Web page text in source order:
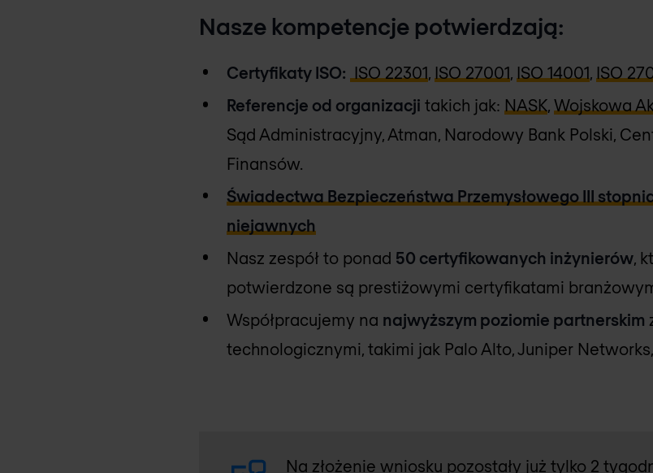
Nasze kompetencje potwierdzają:
Certyfikaty ISO: ISO 22301 ISO 27001 ISO 14001 ISO
Referencje od organizacji takich jak: NASK, Wojskowa
Sąd Administracyjny, Atman, Narodowy Bank Polski,
Finansów.
Świadectwa Bezpieczeństwa Przemysłowego III
niejawnych
Nasz zespół to ponad 50 certyfikowanych inżynierów,
potwierdzone są prestiżowymi certyfikatami
Współpracujemy na najwyższym poziomie partnerskim
technologicznymi, takimi jak Palo Alto, Juniper
Na złożenie wniosku pozostały już tylko 2